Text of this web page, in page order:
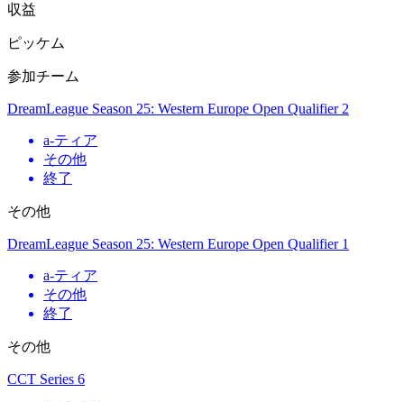
収益
ピッケム
参加チーム
DreamLeague Season 25: Western Europe Open Qualifier 2
a-ティア
その他
終了
その他
DreamLeague Season 25: Western Europe Open Qualifier 1
a-ティア
その他
終了
その他
CCT Series 6